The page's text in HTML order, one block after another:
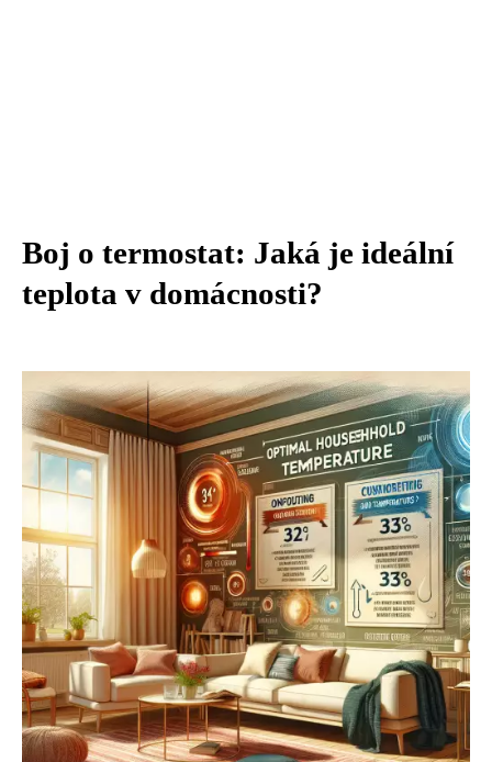
Boj o termostat: Jaká je ideální
teplota v domácnosti?